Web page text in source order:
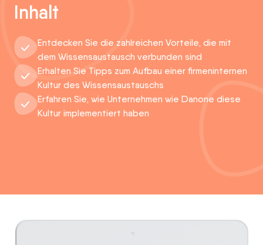
Inhalt
Entdecken Sie die zahlreichen Vorteile, die mit
dem Wissensaustausch verbunden sind
Erhalten Sie Tipps zum Aufbau einer firmeninternen
Kultur des Wissensaustauschs
Erfahren Sie, wie Unternehmen wie Danone diese
Kultur implementiert haben